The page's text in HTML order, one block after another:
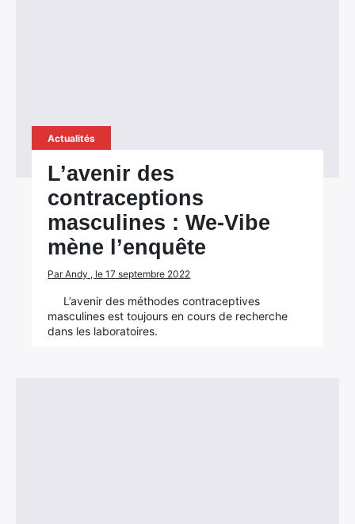
Actualités
L’avenir des
contraceptions
masculines : We-Vibe
mène l’enquête
Par Andy , le 17 septembre 2022
L’avenir des méthodes contraceptives
masculines est toujours en cours de recherche
dans les laboratoires.